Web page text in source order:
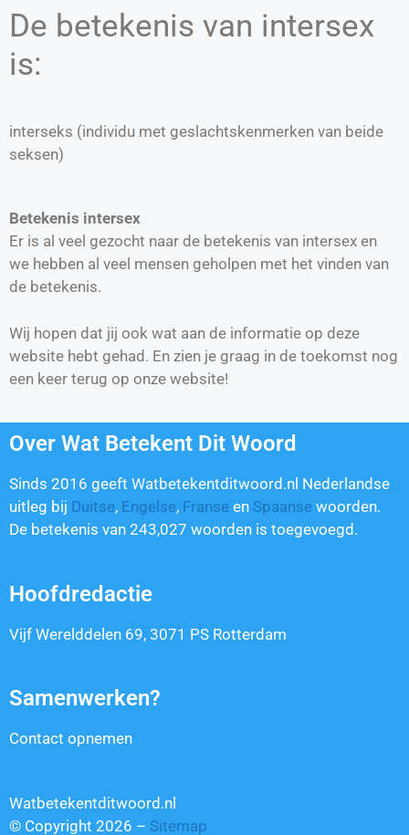
De betekenis van intersex
is:
interseks (individu met geslachtskenmerken van beide
seksen)
Betekenis intersex
Er is al veel gezocht naar de betekenis van intersex en
we hebben al veel mensen geholpen met het vinden van
de betekenis.
Wij hopen dat jij ook wat aan de informatie op deze
website hebt gehad. En zien je graag in de toekomst nog
een keer terug op onze website!
Over Wat Betekent Dit Woord
Sinds 2016 geeft Watbetekentditwoord.nl Nederlandse
uitleg bij Duitse, Engelse, Franse en Spaanse woorden.
De betekenis van 243,027 woorden is toegevoegd.
Hoofdredactie
Vijf Werelddelen 69, 3071 PS Rotterdam
Samenwerken?
Contact opnemen
Watbetekentditwoord.nl
© Copyright 2026 – Sitemap